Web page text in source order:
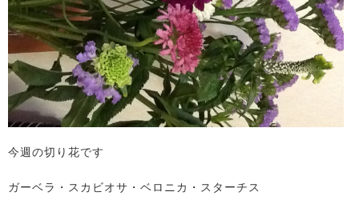
今週の切り花です
ガーベラ・スカビオサ・ベロニカ・スターチス